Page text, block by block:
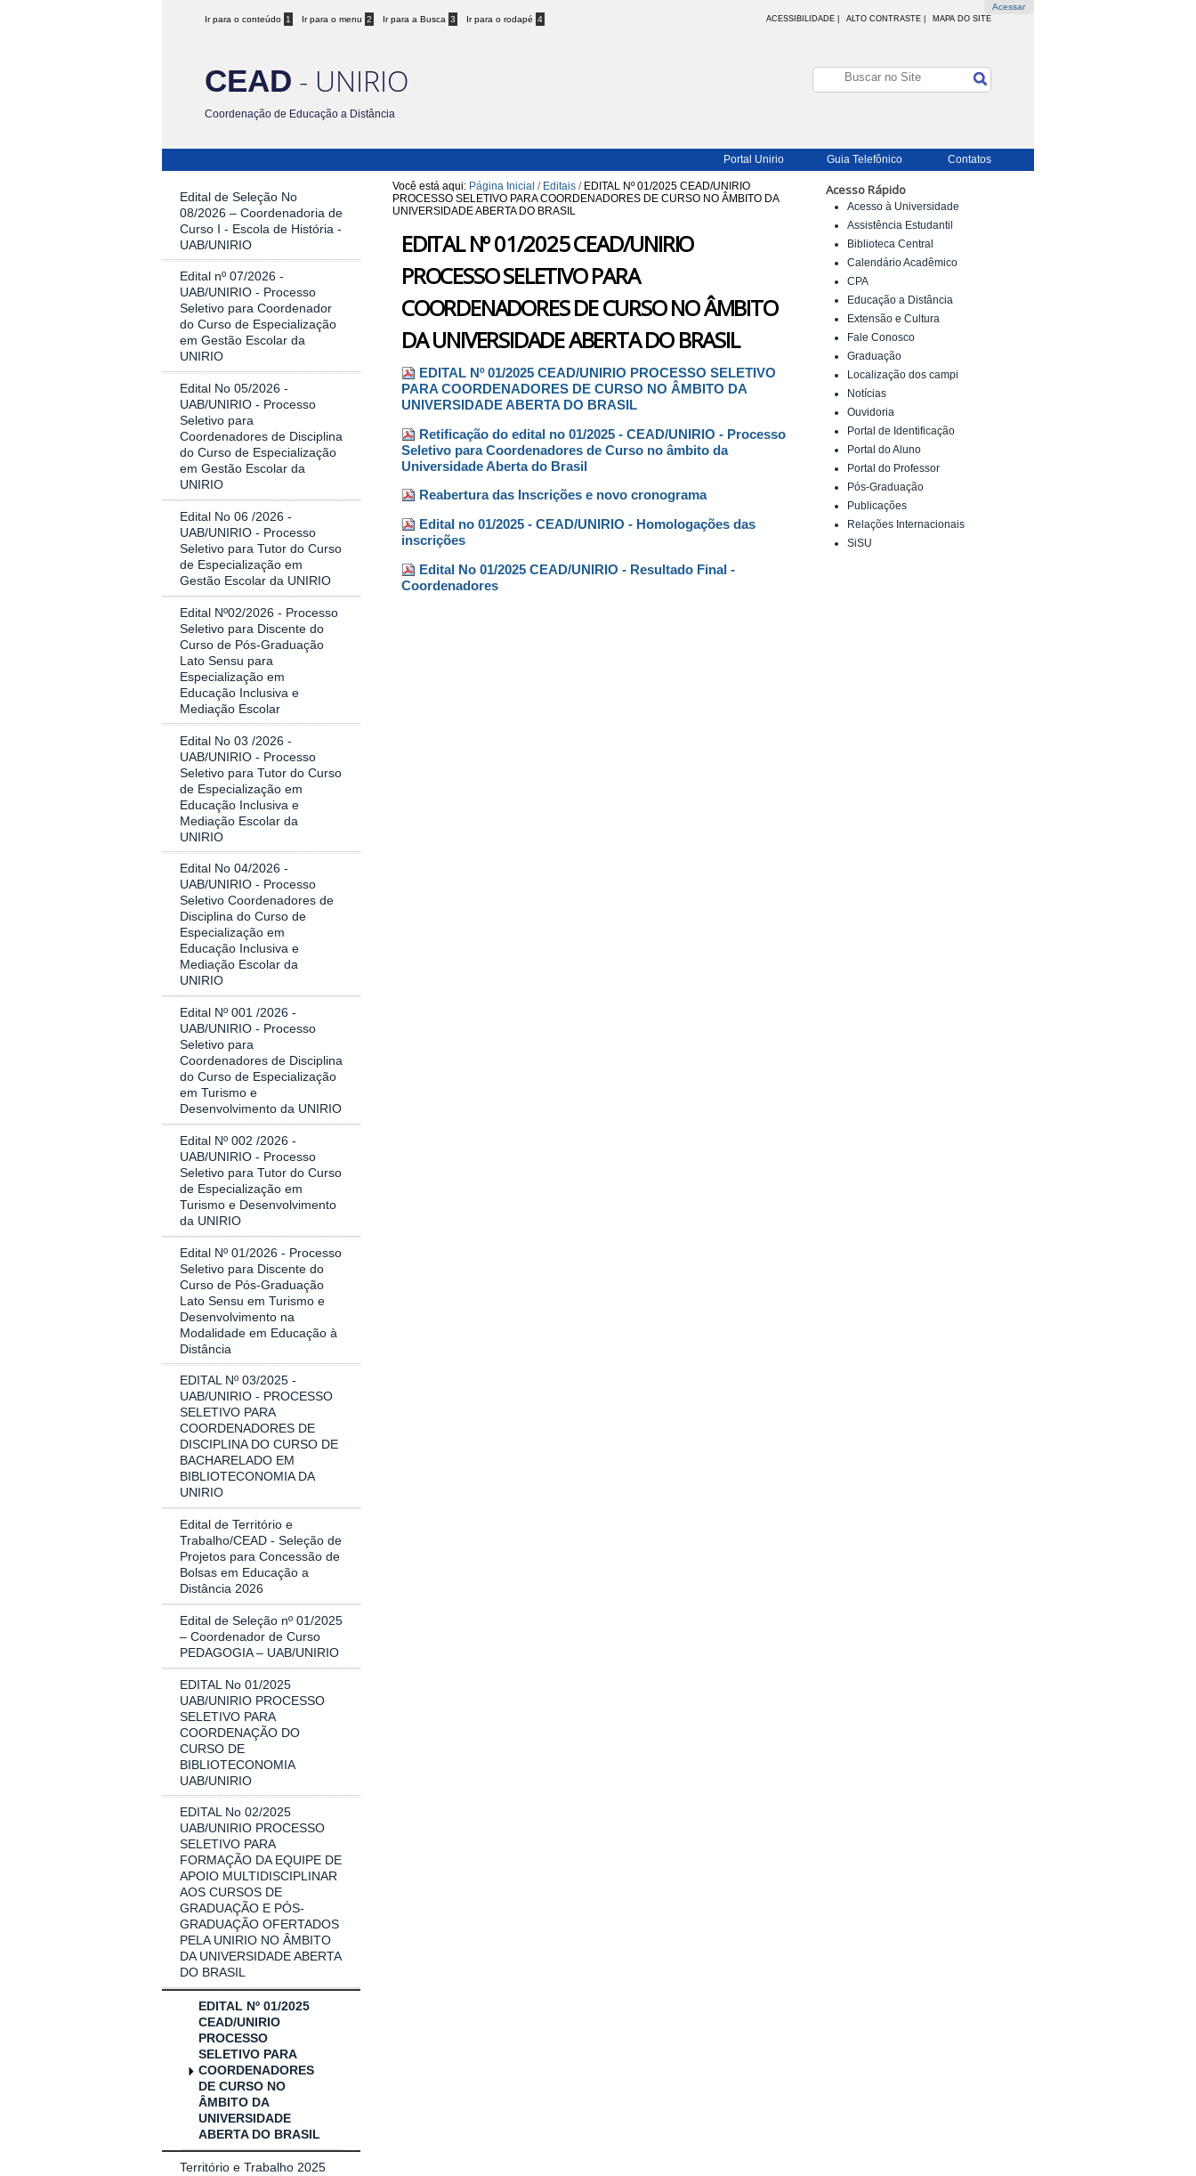
Acessar
Ir para o conteúdo 1 Ir para o menu 2 Ir para a Busca 3 Ir para o rodapé 4 ACESSIBILIDADE ALTO CONTRASTE | MAPA DO SITE
CEAD - UNIRIO
Coordenação de Educação a Distância
Portal Unirio Guia Telefônico Contatos
Você está aqui: Página Inicial / Editais / EDITAL Nº 01/2025 CEAD/UNIRIO
PROCESSO SELETIVO PARA COORDENADORES DE CURSO NO ÂMBITO DA
UNIVERSIDADE ABERTA DO BRASIL
EDITAL Nº 01/2025 CEAD/UNIRIO
PROCESSO SELETIVO PARA
COORDENADORES DE CURSO NO ÂMBITO
DA UNIVERSIDADE ABERTA DO BRASIL
EDITAL Nº 01/2025 CEAD/UNIRIO PROCESSO SELETIVO
PARA COORDENADORES DE CURSO NO ÂMBITO DA
UNIVERSIDADE ABERTA DO BRASIL
Retificação do edital no 01/2025 - CEAD/UNIRIO - Processo
Seletivo para Coordenadores de Curso no âmbito da
Universidade Aberta do Brasil
Reabertura das Inscrições e novo cronograma
Edital no 01/2025 - CEAD/UNIRIO - Homologações das
inscrições
Edital No 01/2025 CEAD/UNIRIO - Resultado Final -
Coordenadores
Edital de Seleção No
08/2026 – Coordenadoria de
Curso I - Escola de História -
UAB/UNIRIO
Edital nº 07/2026 -
UAB/UNIRIO - Processo
Seletivo para Coordenador
do Curso de Especialização
em Gestão Escolar da
UNIRIO
Edital No 05/2026 -
UAB/UNIRIO - Processo
Seletivo para
Coordenadores de Disciplina
do Curso de Especialização
em Gestão Escolar da
UNIRIO
Edital No 06 /2026 -
UAB/UNIRIO - Processo
Seletivo para Tutor do Curso
de Especialização em
Gestão Escolar da UNIRIO
Edital Nº02/2026 - Processo
Seletivo para Discente do
Curso de Pós-Graduação
Lato Sensu para
Especialização em
Educação Inclusiva e
Mediação Escolar
Edital No 03 /2026 -
UAB/UNIRIO - Processo
Seletivo para Tutor do Curso
de Especialização em
Educação Inclusiva e
Mediação Escolar da
UNIRIO
Edital No 04/2026 -
UAB/UNIRIO - Processo
Seletivo Coordenadores de
Disciplina do Curso de
Especialização em
Educação Inclusiva e
Mediação Escolar da
UNIRIO
Edital Nº 001 /2026 -
UAB/UNIRIO - Processo
Seletivo para
Coordenadores de Disciplina
do Curso de Especialização
em Turismo e
Desenvolvimento da UNIRIO
Edital Nº 002 /2026 -
UAB/UNIRIO - Processo
Seletivo para Tutor do Curso
de Especialização em
Turismo e Desenvolvimento
da UNIRIO
Edital Nº 01/2026 - Processo
Seletivo para Discente do
Curso de Pós-Graduação
Lato Sensu em Turismo e
Desenvolvimento na
Modalidade em Educação à
Distância
EDITAL Nº 03/2025 -
UAB/UNIRIO - PROCESSO
SELETIVO PARA
COORDENADORES DE
DISCIPLINA DO CURSO DE
BACHARELADO EM
BIBLIOTECONOMIA DA
UNIRIO
Edital de Território e
Trabalho/CEAD - Seleção de
Projetos para Concessão de
Bolsas em Educação a
Distância 2026
Edital de Seleção nº 01/2025
– Coordenador de Curso
PEDAGOGIA – UAB/UNIRIO
EDITAL No 01/2025
UAB/UNIRIO PROCESSO
SELETIVO PARA
COORDENAÇÃO DO
CURSO DE
BIBLIOTECONOMIA
UAB/UNIRIO
EDITAL No 02/2025
UAB/UNIRIO PROCESSO
SELETIVO PARA
FORMAÇÃO DA EQUIPE DE
APOIO MULTIDISCIPLINAR
AOS CURSOS DE
GRADUAÇÃO E PÓS-
GRADUAÇÃO OFERTADOS
PELA UNIRIO NO ÂMBITO
DA UNIVERSIDADE ABERTA
DO BRASIL
EDITAL Nº 01/2025
CEAD/UNIRIO
PROCESSO
SELETIVO PARA
COORDENADORES
DE CURSO NO
ÂMBITO DA
UNIVERSIDADE
ABERTA DO BRASIL
Território e Trabalho 2025
Acesso Rápido
Acesso à Universidade
Assistência Estudantil
Biblioteca Central
Calendário Acadêmico
CPA
Educação a Distância
Extensão e Cultura
Fale Conosco
Graduação
Localização dos campi
Notícias
Ouvidoria
Portal de Identificação
Portal do Aluno
Portal do Professor
Pós-Graduação
Publicações
Relações Internacionais
SiSU